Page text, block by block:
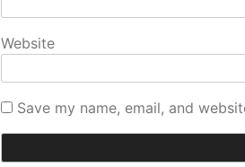
Website
Save my name, email, and